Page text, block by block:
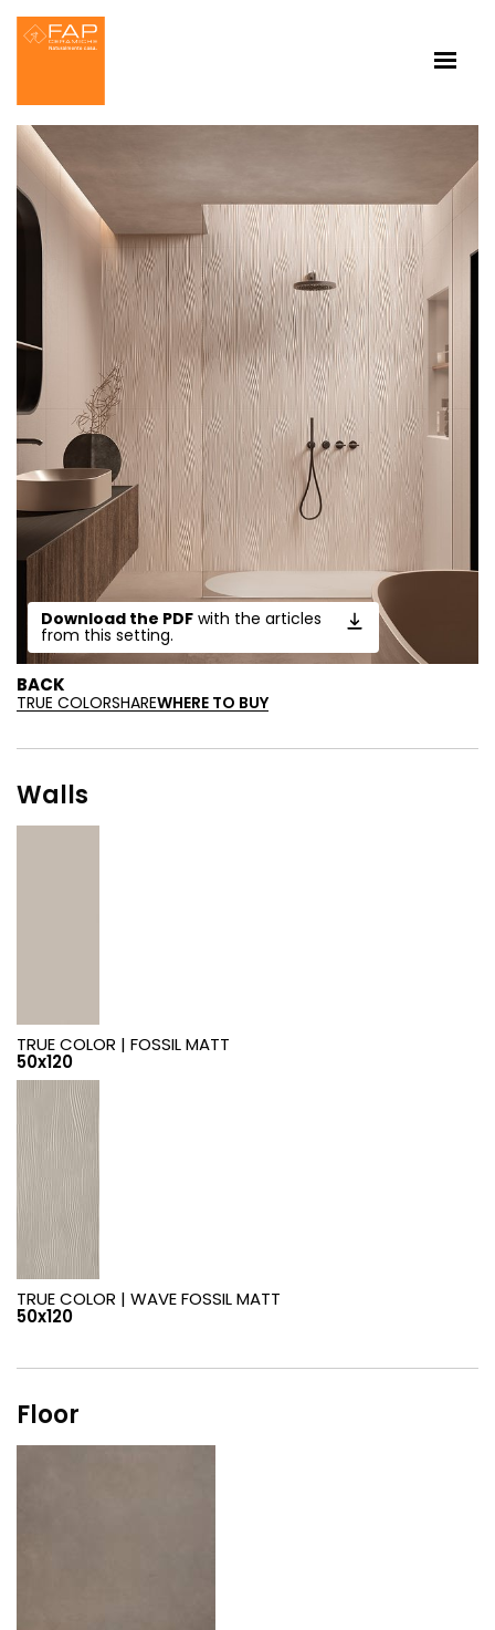
Download the PDF with the articles
from this setting.
BACK
TRUE COLORSHAREWHERE TO BUY
Walls
TRUE COLOR | FOSSIL MATT
50x120
TRUE COLOR | WAVE FOSSIL MATT
50x120
Floor